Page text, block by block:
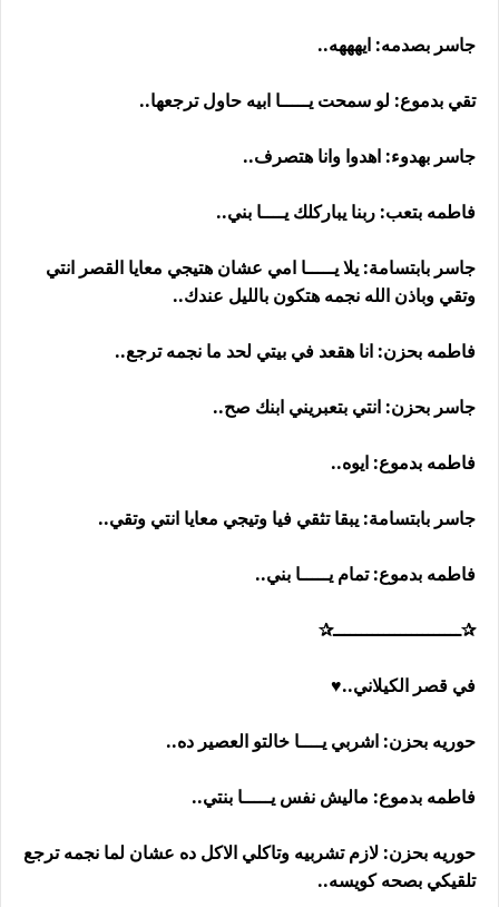
جاسر بصدمه: ايهههه..
تقي بدموع: لو سمحت يـــــا ابيه حاول ترجعها..
جاسر بهدوء: اهدوا وانا هتصرف..
فاطمه بتعب: ربنا يباركلك يــــا بني..
جاسر بابتسامة: يلا يـــــا امي عشان هتيجي معايا القصر انتي
وتقي وباذن الله نجمه هتكون بالليل عندك..
فاطمه بحزن: انا هقعد في بيتي لحد ما نجمه ترجع..
جاسر بحزن: انتي بتعبريني ابنك صح..
فاطمه بدموع: ايوه..
جاسر بابتسامة: يبقا تثقي فيا وتيجي معايا انتي وتقي..
فاطمه بدموع: تمام يـــــا بني..
✰ـــــــــــــــــــــــ✰
في قصر الكيلاني..♥
حوريه بحزن: اشربي يــــا خالتو العصير ده..
فاطمه بدموع: ماليش نفس يـــــا بنتي..
حوريه بحزن: لازم تشربيه وتاكلي الاكل ده عشان لما نجمه ترجع
تلقيكي بصحه كويسه..